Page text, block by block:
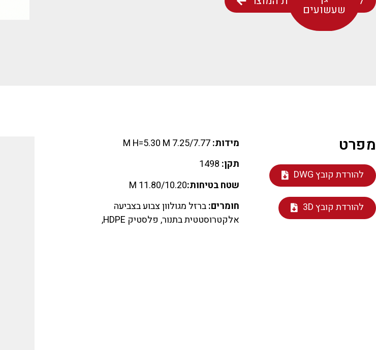
מפרט
להורדת קובץ DWG
להורדת קובץ 3D
מידות:
תקן:
שטח בטיחות:11.80/10.20 M
חומרים:ברזל מגולוון צבוע בצביעה
אלקטרוסטטית בתנור, פלסטיק HDPE,
שעשועים